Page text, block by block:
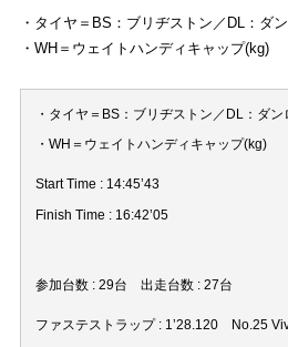
・タイヤ＝BS：ブリヂストン／DL：ダ
・WH＝ウェイトハンディキャップ(kg)
・タイヤ＝BS：ブリヂストン／DL：ダ
・WH＝ウェイトハンディキャップ(kg)
Start Time : 14:45’43
Finish Time : 16:42’05
参加台数 : 29台 出走台数 : 27台
ファステストラップ : 1’28.120 No.25